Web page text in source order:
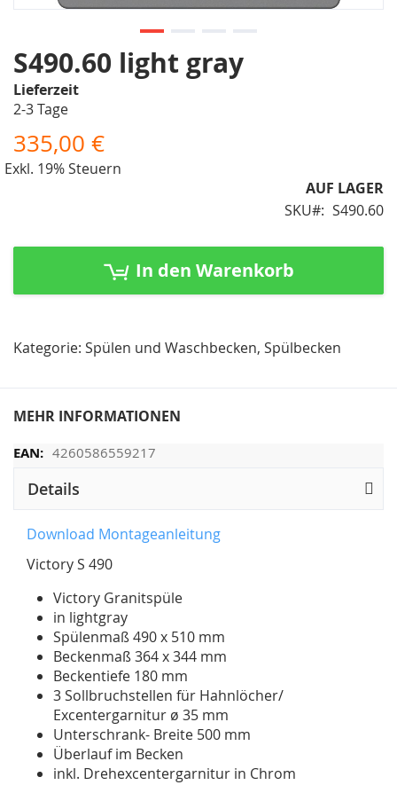
S490.60 light gray
Lieferzeit
2-3 Tage
335,00 €
Exkl. 19% Steuern
AUF LAGER
SKU
S490.60
In den Warenkorb
Kategorie: Spülen und Waschbecken, Spülbecken
MEHR INFORMATIONEN
4260586559217
Zum
Anfang
der
Bildergalerie
springen
Details
Download Montageanleitung
Victory S 490
Victory Granitspüle
in lightgray
Spülenmaß 490 x 510 mm
Beckenmaß 364 x 344 mm
Beckentiefe 180 mm
3 Sollbruchstellen für Hahnlöcher/
Excentergarnitur ø 35 mm
Unterschrank- Breite 500 mm
Überlauf im Becken
inkl. Drehexcentergarnitur in Chrom